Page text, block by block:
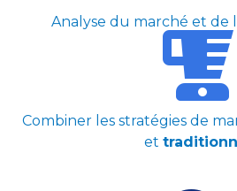
Analyse du marché et de
Combiner les stratégies de
et